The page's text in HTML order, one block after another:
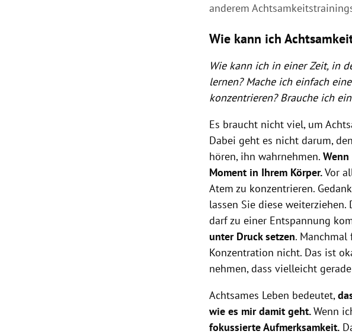
anderem
Wie kann ich
Wie kann ich in einer Zeit, in
lernen? Mache ich einfach
konzentrieren? Brauche ich
Es braucht nicht viel, um
Dabei geht es nicht darum,
hören, ihn wahrnehmen.
Moment in Ihrem Körper.Vor
Atem zu konzentrieren.
lassen Sie diese
darf zu einer Entspannung
unter Druck setzen.
Konzentration nicht. Das ist
nehmen, dass vielleicht
Achtsames Leben bedeutet,
wie es mir damit geht.Wenn
fokussierte Aufmerksamkeit.